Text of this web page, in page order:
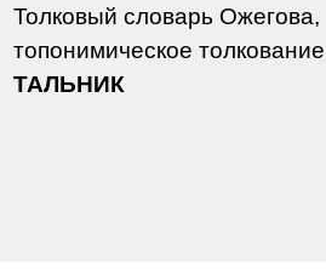
Толковый словарь Ожегова,
топонимическое
ТАЛЬНИК